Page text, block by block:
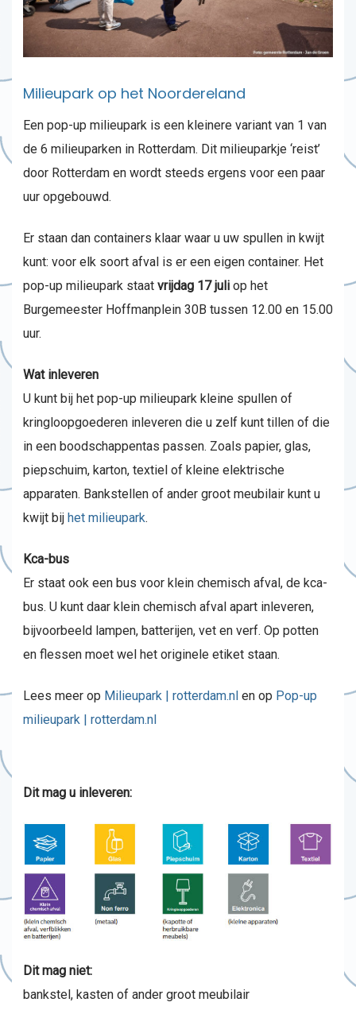
Milieupark op het Noordereland
Een pop-up milieupark is een kleinere variant van 1 van
de 6 milieuparken in Rotterdam. Dit milieuparkje ‘reist’
door Rotterdam en wordt steeds ergens voor een paar
uur opgebouwd.
Er staan dan containers klaar waar u uw spullen in kwijt
kunt: voor elk soort afval is er een eigen container. Het
pop-up milieupark staat vrijdag 17 juli op het
Burgemeester Hoffmanplein 30B tussen 12.00 en 15.00
uur.
Wat inleveren
U kunt bij het pop-up milieupark kleine spullen of
kringloopgoederen inleveren die u zelf kunt tillen of die
in een boodschappentas passen. Zoals papier, glas,
piepschuim, karton, textiel of kleine elektrische
apparaten. Bankstellen of ander groot meubilair kunt u
kwijt bij het milieupark.
Kca-bus
Er staat ook een bus voor klein chemisch afval, de kca-
bus. U kunt daar klein chemisch afval apart inleveren,
bijvoorbeeld lampen, batterijen, vet en verf. Op potten
en flessen moet wel het originele etiket staan.
Lees meer op Milieupark | rotterdam.nl en op Pop-up
milieupark | rotterdam.nl
Dit mag u inleveren:
Dit mag niet:
bankstel, kasten of ander groot meubilair